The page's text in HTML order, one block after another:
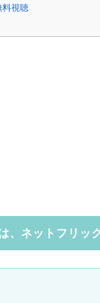
料視聴
、ネットフリッ